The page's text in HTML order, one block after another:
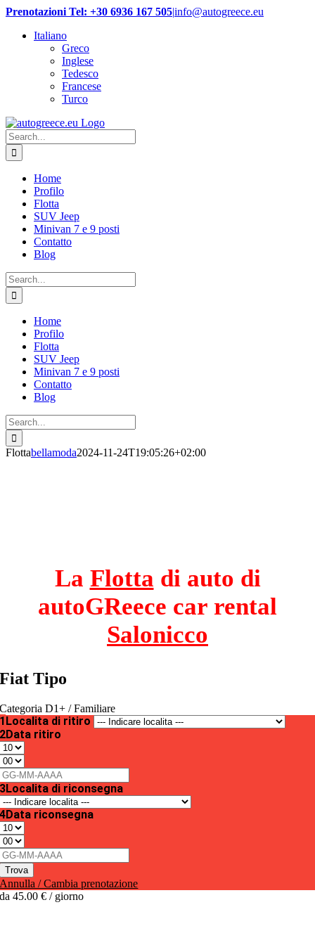
Skip
content
Prenotazioni Tel: +30 6936 167 505|info@autogreece.eu
Italiano
Greco
Inglese
Tedesco
Francese
Turco
Search
for:
Home
Profilo
Flotta
SUV Jeep
Minivan 7 e 9 posti
Contatto
Blog
Search
for:
Home
Profilo
Flotta
SUV Jeep
Minivan 7 e 9 posti
Contatto
Blog
Search
for:
Flottabellamoda2024-11-24T19:05:26+02:00
La Flotta di auto di
autoGReece car rental
Salonicco
Fiat Tipo
Categoria D1+ / Familiare
1Localita di ritiro
2Data ritiro
3Localita di riconsegna
4Data riconsegna
Trova
Annulla / Cambia prenotazione
da45.00 € / giorno